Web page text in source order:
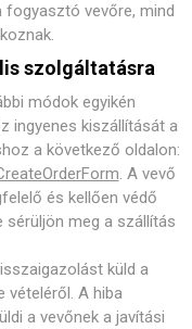
fogyasztó vevőre, mind
szolgáltatásra
módok egyikén
ingyenes kiszállítását a
a következő oldalon:
. A vevő
és kellően védő
meg a szállítás
küld a
vételéről. A hiba
a vevőnek a javítási